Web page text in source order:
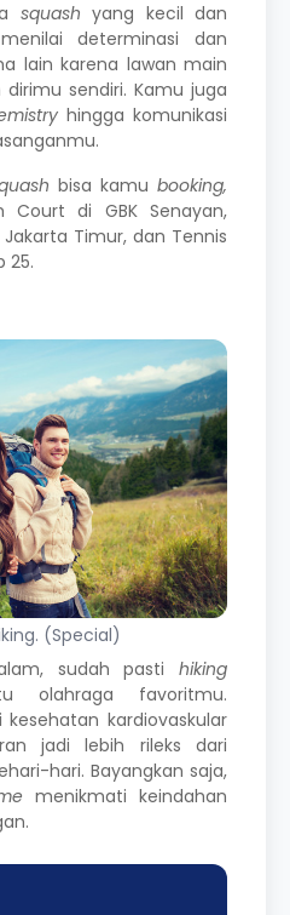
squash yang kecil dan
determinasi dan
lain karena lawan main
sendiri. Kamu juga
hingga komunikasi
bisa kamu booking,
Court di GBK Senayan,
Timur, dan Tennis
25.
(Special)
sudah pasti hiking
olahraga favoritmu.
kardiovaskular
jadi lebih rileks dari
hari. Bayangkan saja,
menikmati keindahan